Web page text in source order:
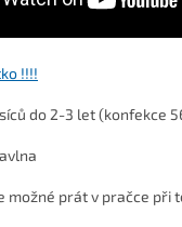
!!!!
do 2-3 let (konfekce
možné prát v pračce při